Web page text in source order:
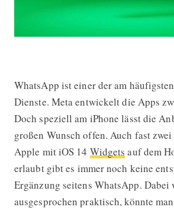
WhatsApp ist einer der am
Dienste. Meta entwickelt die Apps
Doch speziell am iPhone lässt die
großen Wunsch offen. Auch fast
Apple mit iOS 14 Widgets auf dem
erlaubt gibt es immer noch keine
Ergänzung seitens WhatsApp. Dabei
ausgesprochen praktisch, könnte